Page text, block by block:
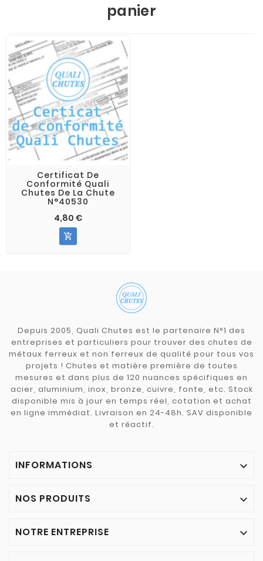
panier
Certificat De
Conformité Quali
Chutes De La Chute
N°40530
4,80 €

Depuis 2005, Quali Chutes est le partenaire N°1 des
entreprises et particuliers pour trouver des chutes de
métaux ferreux et non ferreux de qualité pour tous vos
projets ! Chutes et matière première de toutes
mesures et dans plus de 120 nuances spécifiques en
acier, aluminium, inox, bronze, cuivre, fonte, etc. Stock
disponible mis à jour en temps réel, cotation et achat
en ligne immédiat. Livraison en 24-48h. SAV disponible
et réactif.
INFORMATIONS 
NOS PRODUITS 
NOTRE ENTREPRISE 